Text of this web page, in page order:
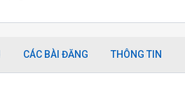
CÁC BÀI ĐĂNG THÔNG TIN